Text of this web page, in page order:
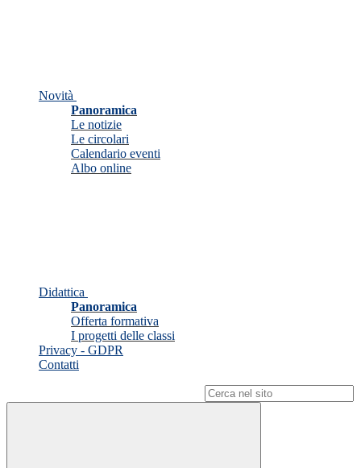
Novità
Panoramica
Le notizie
Le circolari
Calendario eventi
Albo online
Didattica
Panoramica
Offerta formativa
I progetti delle classi
Privacy - GDPR
Contatti